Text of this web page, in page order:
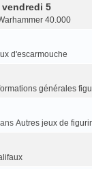
5
40.000
d'escarmouche
générales
Autres jeux de